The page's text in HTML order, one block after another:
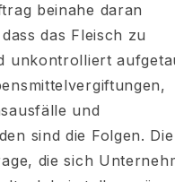
beinahe daran
das Fleisch zu
unkontrolliert
und
sind die Folgen. Die
die sich